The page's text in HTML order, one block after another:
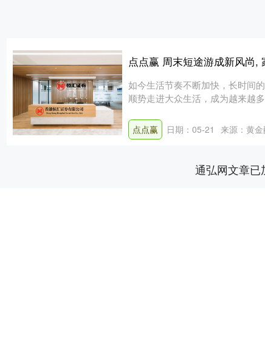
点点赢 周末短途游成新风尚,
如今生活节奏不断加快，长时间
顺势走进大众生活，成为越来越
点点赢 日期：05-21 来源：黄
通弘网文章已